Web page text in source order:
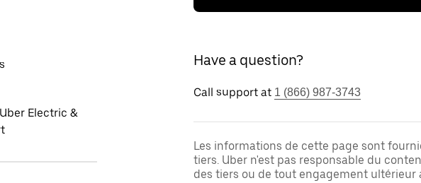
Electric &
Have a question?
Call support at 1 (866) 987-3743
Les informations de cette page sont
tiers. Uber n'est pas responsable du
des tiers ou de tout engagement ultérieur